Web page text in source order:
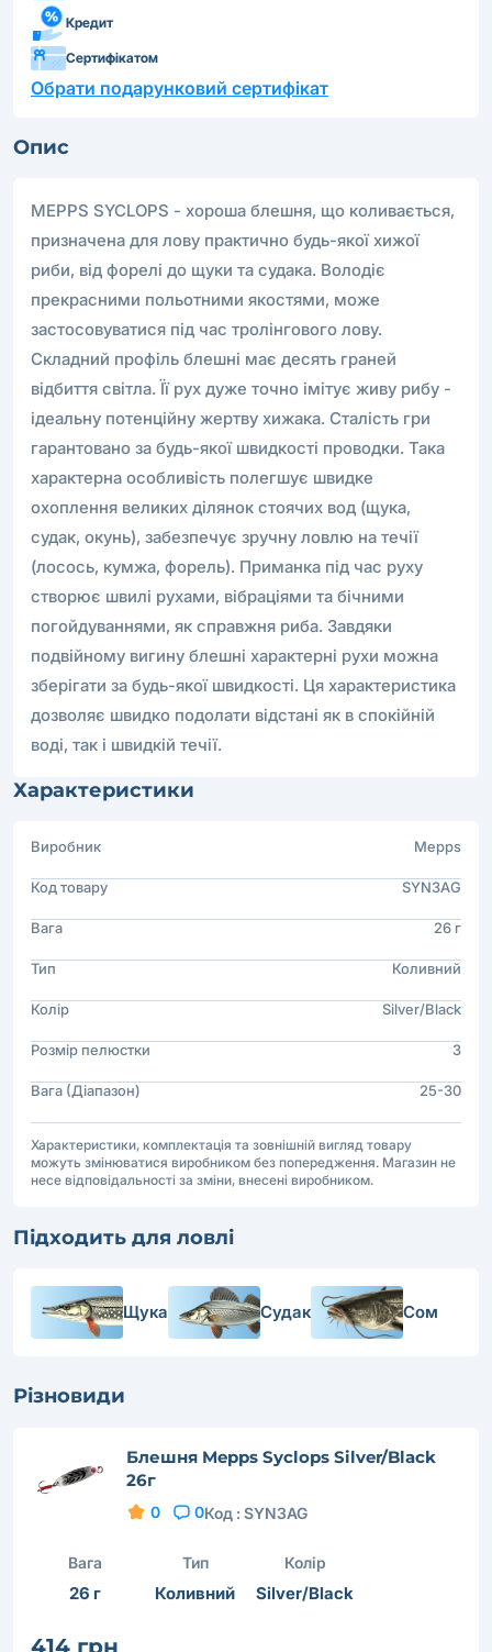
Кредит
Сертифікатом
Обрати подарунковий сертифікат
Опис
MEPPS SYCLOPS - хороша блешня, що коливається,
призначена для лову практично будь-якої хижої
риби, від форелі до щуки та судака. Володіє
прекрасними польотними якостями, може
застосовуватися під час тролінгового лову.
Складний профіль блешні має десять граней
відбиття світла. Її рух дуже точно імітує живу рибу -
ідеальну потенційну жертву хижака. Сталість гри
гарантовано за будь-якої швидкості проводки. Така
характерна особливість полегшує швидке
охоплення великих ділянок стоячих вод (щука,
судак, окунь), забезпечує зручну ловлю на течії
(лосось, кумжа, форель). Приманка під час руху
створює швилі рухами, вібраціями та бічними
погойдуваннями, як справжня риба. Завдяки
подвійному вигину блешні характерні рухи можна
зберігати за будь-якої швидкості. Ця характеристика
дозволяє швидко подолати відстані як в спокійній
воді, так і швидкій течії.
Характеристики
Виробник Mepps
Код товару SYN3AG
Вага 26 г
Тип Коливний
Колір Silver/Black
Розмір пелюстки 3
Вага (Діапазон) 25-30
Характеристики, комплектація та зовнішній вигляд товару
можуть змінюватися виробником без попередження. Магазин не
несе відповідальності за зміни, внесені виробником.
Підходить для ловлі
Щука Судак Сом
Різновиди
Блешня Mepps Syclops Silver/Black
26г
0 0Код : SYN3AG
Вага
26 г
Тип
Коливний
Колір
Silver/Black
414 грн